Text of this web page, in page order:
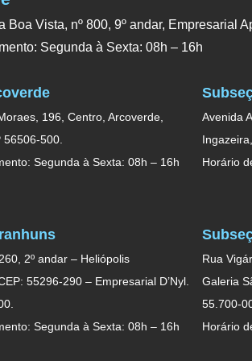
Boa Vista, nº 800, 9º andar, Empresarial
Segunda à Sexta: 08h – 16h
196, Centro, Arcoverde,
500.
Segunda à Sexta: 08h – 16h
Avenida
Horário
2º andar – Heliópolis
55296-290 – Empresarial D’Nyl.
Segunda à Sexta: 08h – 16h
Rua
Galeria
55.700-
Horário